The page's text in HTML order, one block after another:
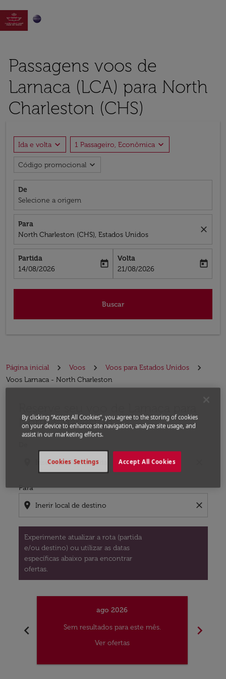

Passagens voos de
Larnaca (LCA) para North
Charleston (CHS)
Ida e volta expand_more 1 Passageiro, Econômica expand_more
Código promocional expand_more
De
Selecione a origem
Para
North Charleston (CHS), Estados Unidos
close
Partida
fc-booking-departure-date-aria-label
14/08/2026
today
Volta
fc-booking-return-date-aria-label
21/08/2026
today
Buscar
Página inicial Voos
Voos para Estados Unidos
Voos Larnaca - North Charleston
North Charleston
Para
location_on close
Experimente atualizar a rota (partida
e/ou destino) ou utilizar as datas
específicas abaixo para encontrar
ofertas.
chevron_left
ago 2026
Sem resultados para este mês.
Ver ofertas
chevron_right
By clicking “Accept All Cookies”, you agree to the storing of cookies
on your device to enhance site navigation, analyze site usage, and
assist in our marketing efforts.
Accept All Cookies
Cookies Settings